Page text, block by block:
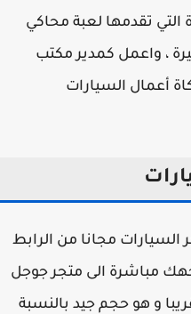
تقدمها لعبة محاكي
، واعمل كمدير مكتب
السيارات
مجانا من الرابط
مباشرة الى متجر جوجل
300 ميجا تقريبا و هو حجم جيد بالنسبة